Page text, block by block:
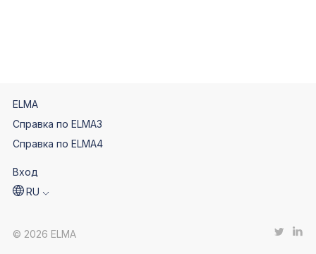
ELMA
Справка по ELMA3
Справка по ELMA4
Вход
RU
© 2026 ELMA